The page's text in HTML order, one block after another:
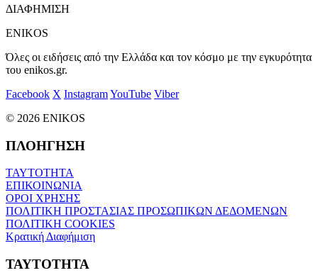
ΔΙΑΦΗΜΙΣΗ
ENIKOS
Όλες οι ειδήσεις από την Ελλάδα και τον κόσμο με την εγκυρότητα
του enikos.gr.
Facebook X InstagramYouTube Viber
© 2026 ENIKOS
ΠΛΟΗΓΗΣΗ
ΤΑΥΤΟΤΗΤΑ
ΕΠΙΚΟΙΝΩΝΙΑ
ΟΡΟΙ ΧΡΗΣΗΣ
ΠΟΛΙΤΙΚΗ ΠΡΟΣΤΑΣΙΑΣ ΠΡΟΣΩΠΙΚΩΝ ΔΕΔΟΜΕΝΩΝ
ΠΟΛΙΤΙΚΗ COOKIES
Κρατική Διαφήμιση
ΤΑΥΤΟΤΗΤΑ